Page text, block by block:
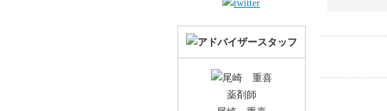
薬剤師